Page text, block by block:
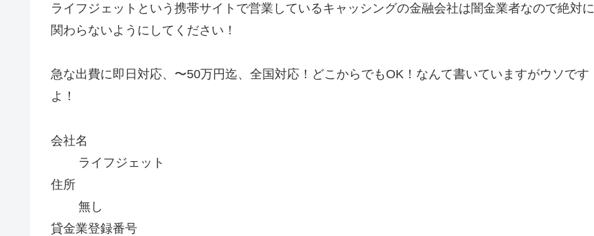
ライフジェット という携帯サイトで営業しているキャッシングの金融会社は闇金業者なので絶対に
関わらないようにしてください！
急な出費に即日対応、〜50万円迄、全国対応！どこからでもOK！なんて書いていますがウソです
よ！
会社名
ライフジェット
住所
無し
貸金業登録番号